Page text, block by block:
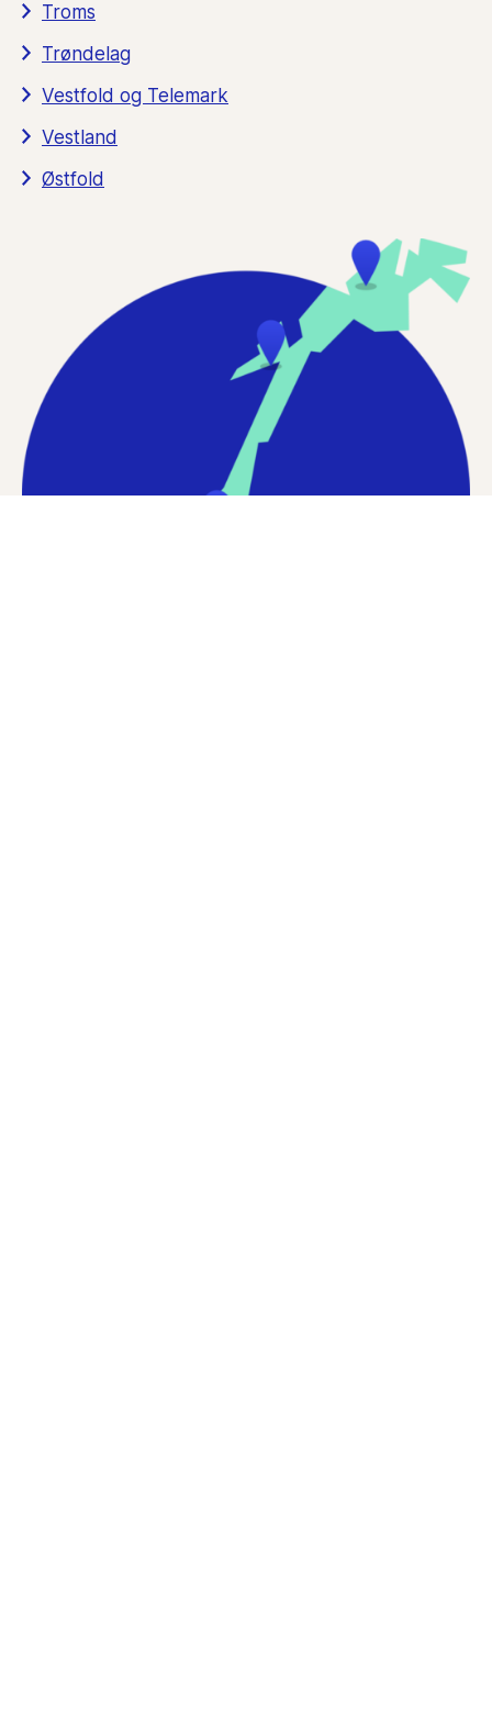
Troms
Trøndelag
Vestfold og Telemark
Vestland
Østfold